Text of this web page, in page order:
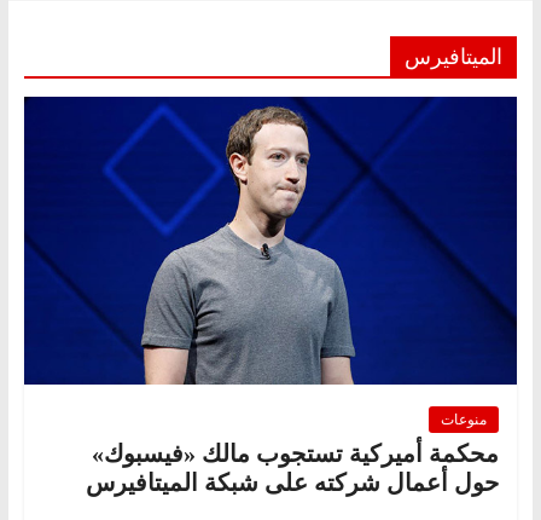
الميتافيرس
منوعات
محكمة أميركية تستجوب مالك «فيسبوك»
حول أعمال شركته على شبكة الميتافيرس